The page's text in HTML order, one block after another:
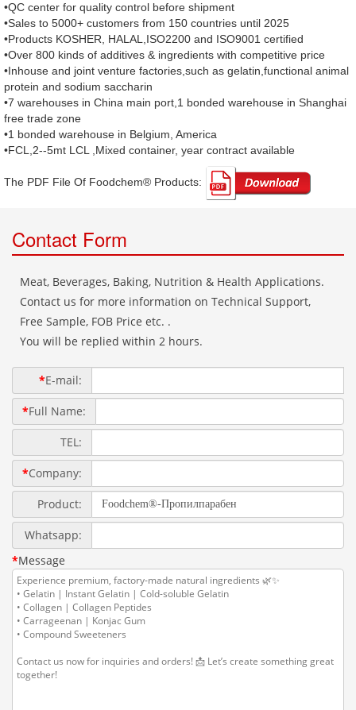
•QC center for quality control before shipment
•Sales to 5000+ customers from 150 countries until 2025
•Products KOSHER, HALAL,ISO2200 and ISO9001 certified
•Over 800 kinds of additives & ingredients with competitive price
•Inhouse and joint venture factories,such as gelatin,functional animal
protein and sodium saccharin
•7 warehouses in China main port,1 bonded warehouse in Shanghai
free trade zone
•1 bonded warehouse in Belgium, America
•FCL,2--5mt LCL ,Mixed container, year contract available
The PDF File Of Foodchem® Products: